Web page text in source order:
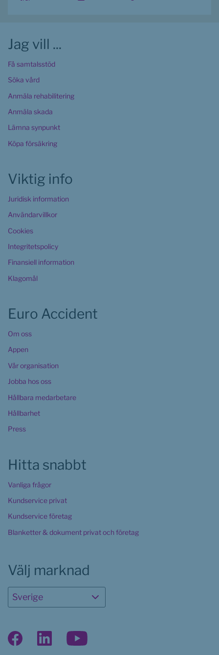
Jag vill ...
Få samtalsstöd
Söka vård
Anmäla rehabilitering
Anmäla skada
Lämna synpunkt
Köpa försäkring
Viktig info
Juridisk information
Användarvillkor
Cookies
Integritetspolicy
Finansiell information
Klagomål
Euro Accident
Om oss
Appen
Vår organisation
Jobba hos oss
Hållbara medarbetare
Hållbarhet
Press
Hitta snabbt
Vanliga frågor
Kundservice privat
Kundservice företag
Blanketter & dokument privat och företag
Välj marknad
Sverige